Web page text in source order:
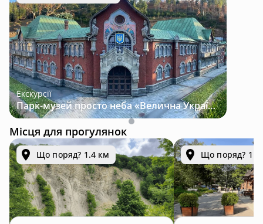
Екскурсії
Парк-музей просто неба «Велична Україна»
Місця для прогулянок
Що поряд? 1.4 км Що поряд? 1.5